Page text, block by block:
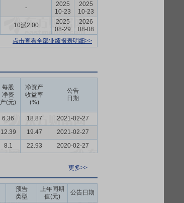
-
2025
10-23
2025
10-23
10派2.00
2025
08-29
2026
08-08
点击查看全部业绩报表明细>>
每股
净资
产(元)
净资产
收益率
(%)
公告
日期
6.36 18.87
2021-02-27
12.39 19.47
2021-02-27
8.1 22.93 2020-02-27
更多>>
预告
类型
上年同期
值(元)
公告日期